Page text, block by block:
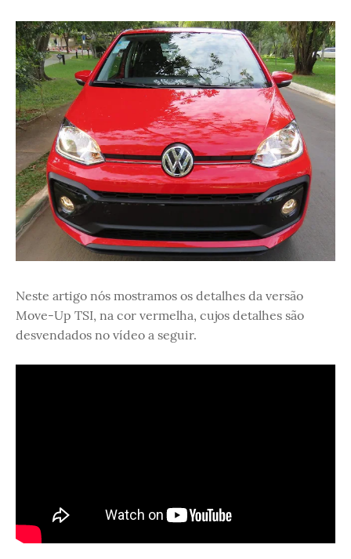
Neste artigo nós mostramos os detalhes da versão
Move-Up TSI, na cor vermelha, cujos detalhes são
desvendados no vídeo a seguir.